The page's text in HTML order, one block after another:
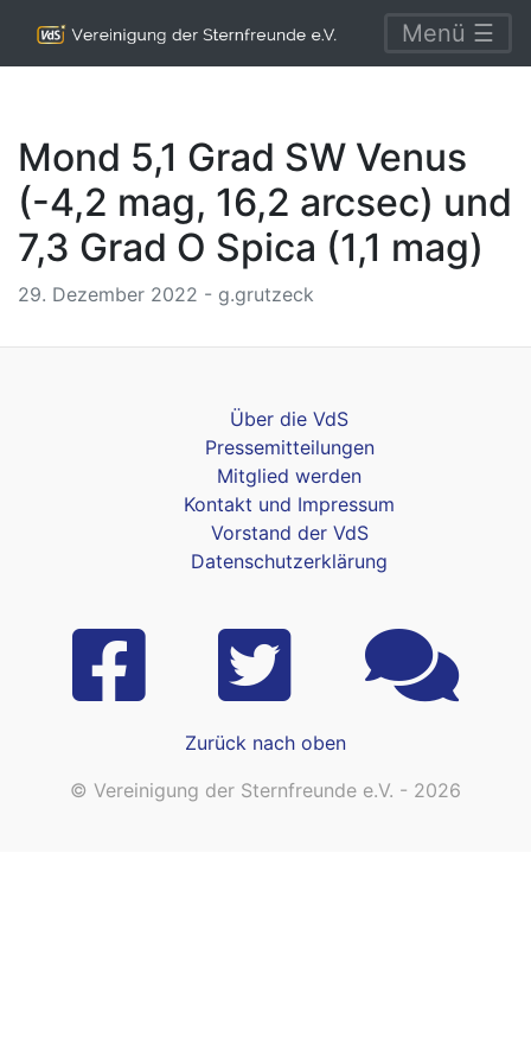
Menü ☰
Mond 5,1 Grad SW Venus
(-4,2 mag, 16,2 arcsec) und
7,3 Grad O Spica (1,1 mag)
29. Dezember 2022 - g.grutzeck
Über die VdS
Pressemitteilungen
Mitglied werden
Kontakt und Impressum
Vorstand der VdS
Datenschutzerklärung
Zurück nach oben
© Vereinigung der Sternfreunde e.V. - 2026